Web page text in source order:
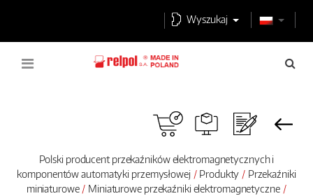
Wyszukaj
Polski producent przekaźników elektromagnetycznych i
komponentów automatyki przemysłowej
Produkty
Przekaźniki
miniaturowe
Miniaturowe przekaźniki elektromagnetyczne